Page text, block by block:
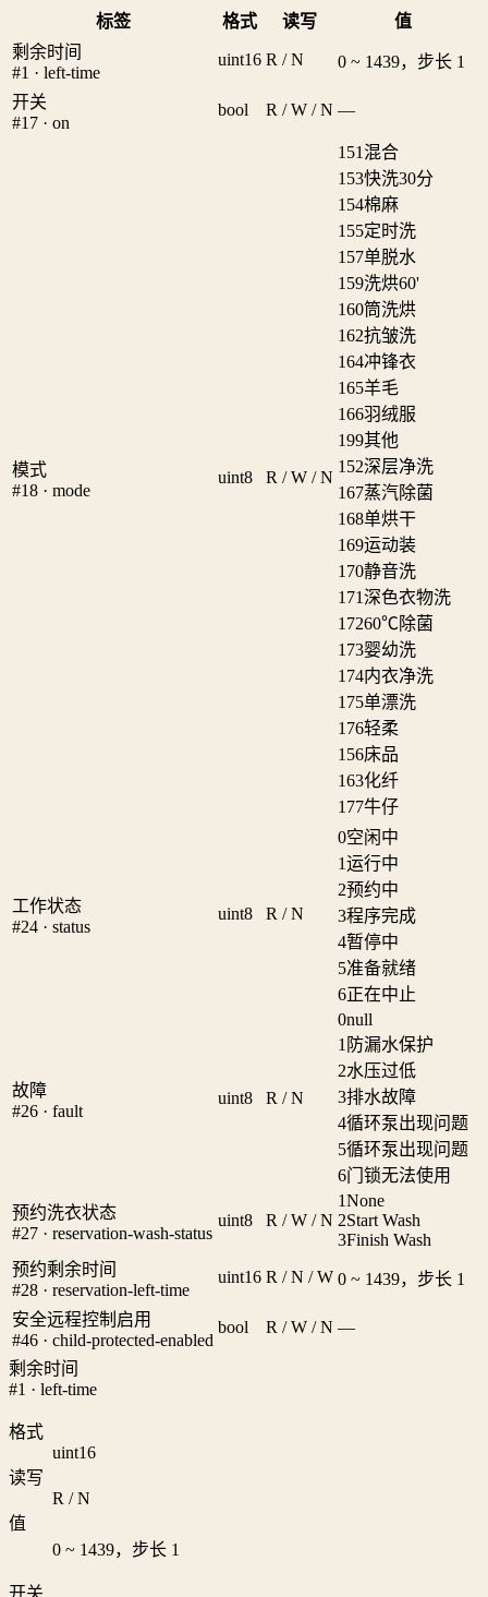
标签 格式 读写
值
剩余时间
#1 · left-time
uint16 R / N 0 ~ 1439，步长 1
开关
#17 · on
bool R / W / N —
模式
#18 · mode
uint8 R / W / N
151 混合
153快洗30分
154棉麻
155定时洗
157单脱水
159洗烘60'
160筒洗烘
162抗皱洗
164冲锋衣
165羊毛
166羽绒服
199其他
152深层净洗
167蒸汽除菌
168单烘干
169运动装
170静音洗
171深色衣物洗
17260℃除菌
173婴幼洗
174内衣净洗
175单漂洗
176轻柔
156床品
163化纤
177牛仔
工作状态
#24 · status
uint8 R / N
0空闲中
1运行中
2预约中
3程序完成
4暂停中
5准备就绪
6正在中止
故障
#26 · fault
uint8 R / N
0null
1 防漏水保护
2水压过低
3排水故障
4循环泵出现问题
5循环泵出现问题
6门锁无法使用
预约洗衣状态
#27 · reservation-wash-status
uint8 R / W / N
1None
2Start Wash
3Finish Wash
预约剩余时间
#28 · reservation-left-time
uint16 R / N / W 0 ~ 1439，步长 1
安全远程控制启用
#46 · child-protected-enabled
bool R / W / N —
剩余时间
#1 · left-time
格式
uint16
读写
R / N
值
0 ~ 1439，步长 1
开关